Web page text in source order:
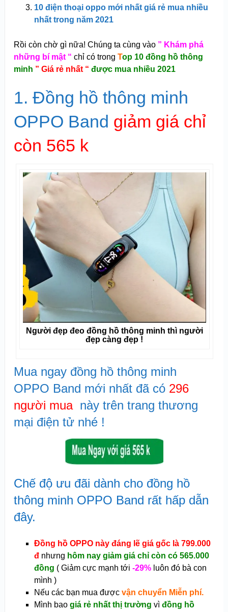
10 điện thoại oppo mới nhất giá rẻ mua nhiều
nhất trong năm 2021
Rồi còn chờ gì nữa! Chúng ta cùng vào ” Khám phá
những bí mật “ chỉ có trong Top 10 đồng hồ thông
minh ” Giá rẻ nhất “ được mua nhiều 2021
1. Đồng hồ thông minh
OPPO Band giảm giá chỉ
còn 565 k
Người đẹp đeo đồng hồ thông minh thì người
đẹp càng đẹp !
Mua ngay đồng hồ thông minh
OPPO Band mới nhất đã có 296
người mua này trên trang thương
mại điện tử nhé !
Chế độ ưu đãi dành cho đồng hồ
thông minh OPPO Band rất hấp dẫn
đây.
Đồng hồ OPPO này đáng lẽ giá gốc là 799.000
đnhưng hôm nay giảm giá chỉ còn có 565.000
đồng ( Giảm cực mạnh tới -29%luôn đó bà con
mình )
Nếu các bạn mua được vận chuyển Miễn phí.
Mình bao giá rẻ nhất thị trường vì đồng hồ